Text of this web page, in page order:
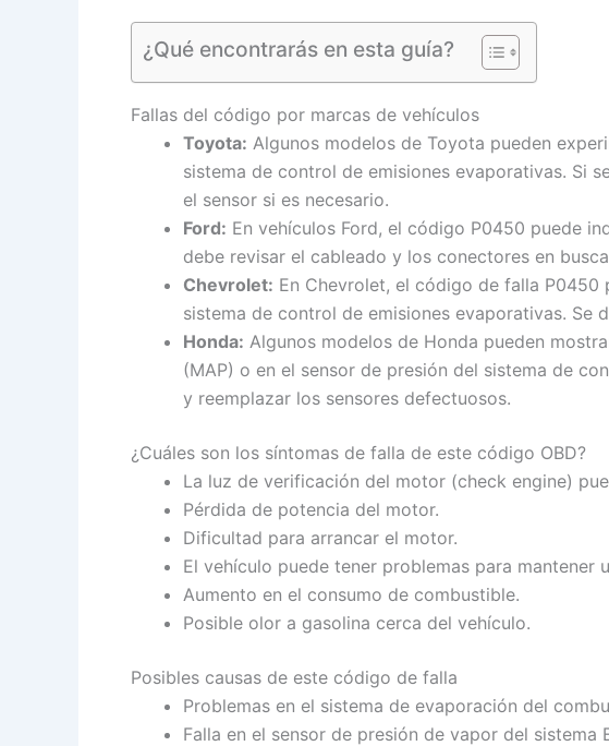
¿Qué encontrarás en esta guía?
Fallas del código por marcas de vehículos
Toyota: Algunos modelos de Toyota pueden
sistema de control de emisiones evaporativas. Si
el sensor si es necesario.
Ford: En vehículos Ford, el código P0450 puede
debe revisar el cableado y los conectores en
Chevrolet: En Chevrolet, el código de falla
sistema de control de emisiones evaporativas. Se
Honda: Algunos modelos de Honda pueden
(MAP) o en el sensor de presión del sistema de
y reemplazar los sensores defectuosos.
¿Cuáles son los síntomas de falla de este código OBD?
La luz de verificación del motor (check engine)
Pérdida de potencia del motor.
Dificultad para arrancar el motor.
El vehículo puede tener problemas para mantener
Aumento en el consumo de combustible.
Posible olor a gasolina cerca del vehículo.
Posibles causas de este código de falla
Problemas en el sistema de evaporación del
Falla en el sensor de presión de vapor del sistema